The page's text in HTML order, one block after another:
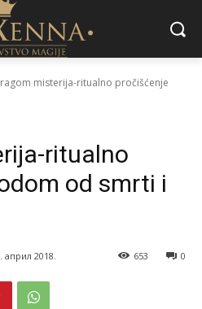
misterija-ritualno pročišćenje
ritualno
od smrti i
април 2018. 0
653